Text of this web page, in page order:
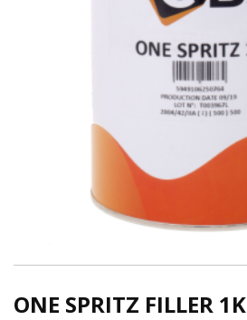
ONE SPRITZ FILLER 1K